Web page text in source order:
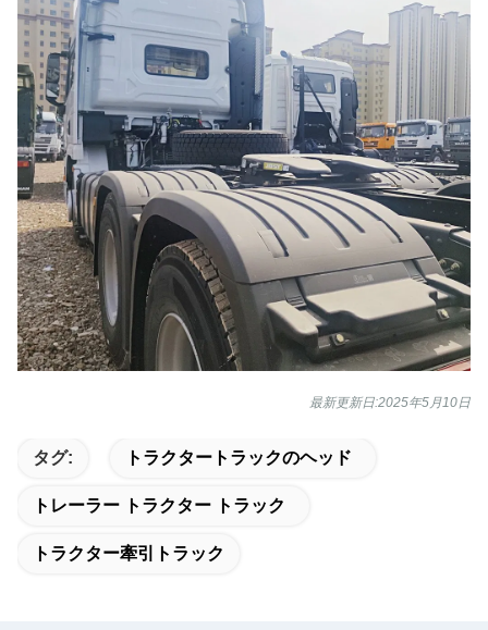
最新更新日:2025年5月10日
タグ: トラクタートラックのヘッド
トレーラー トラクター トラック
トラクター牽引トラック